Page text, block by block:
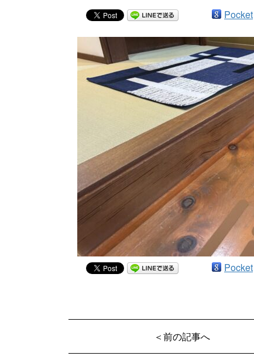
Pocket
Pocket
＜前の記事へ